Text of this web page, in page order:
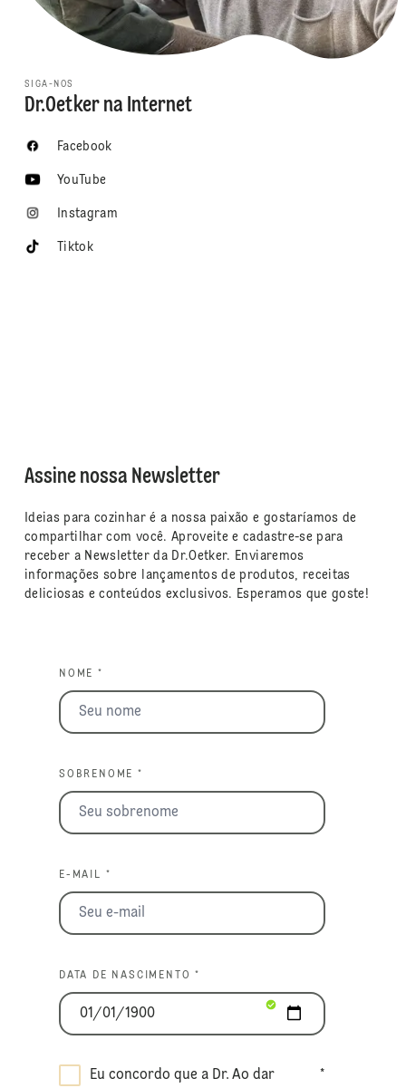
SIGA-NOS
Dr.Oetker na Internet
Facebook
YouTube
Instagram
Tiktok
Assine nossa Newsletter
Ideias para cozinhar é a nossa paixão e gostaríamos de
compartilhar com você. Aproveite e cadastre-se para
receber a Newsletter da Dr.Oetker. Enviaremos
informações sobre lançamentos de produtos, receitas
deliciosas e conteúdos exclusivos. Esperamos que goste!
NOME *
SOBRENOME *
E-MAIL *
DATA DE NASCIMENTO *
Eu concordo que a Dr. Ao dar
*